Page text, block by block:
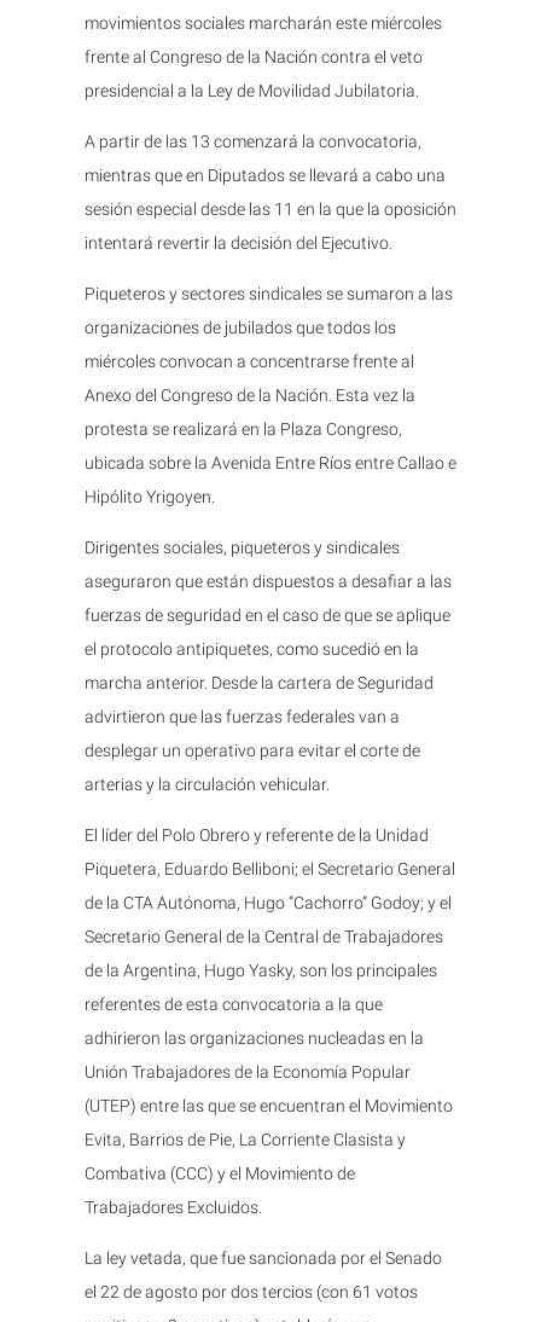
movimientos sociales marcharán este miércoles
frente al Congreso de la Nación contra el veto
presidencial a la Ley de Movilidad Jubilatoria.
A partir de las 13 comenzará la convocatoria,
mientras que en Diputados se llevará a cabo una
sesión especial desde las 11 en la que la oposición
intentará revertir la decisión del Ejecutivo.
Piqueteros y sectores sindicales se sumaron a las
organizaciones de jubilados que todos los
miércoles convocan a concentrarse frente al
Anexo del Congreso de la Nación. Esta vez la
protesta se realizará en la Plaza Congreso,
ubicada sobre la Avenida Entre Ríos entre Callao e
Hipólito Yrigoyen.
Dirigentes sociales, piqueteros y sindicales
aseguraron que están dispuestos a desafiar a las
fuerzas de seguridad en el caso de que se aplique
el protocolo antipiquetes, como sucedió en la
marcha anterior. Desde la cartera de Seguridad
advirtieron que las fuerzas federales van a
desplegar un operativo para evitar el corte de
arterias y la circulación vehicular.
El líder del Polo Obrero y referente de la Unidad
Piquetera, Eduardo Belliboni; el Secretario General
de la CTA Autónoma, Hugo “Cachorro” Godoy; y el
Secretario General de la Central de Trabajadores
de la Argentina, Hugo Yasky, son los principales
referentes de esta convocatoria a la que
adhirieron las organizaciones nucleadas en la
Unión Trabajadores de la Economía Popular
(UTEP) entre las que se encuentran el Movimiento
Evita, Barrios de Pie, La Corriente Clasista y
Combativa (CCC) y el Movimiento de
Trabajadores Excluidos.
La ley vetada, que fue sancionada por el Senado
el 22 de agosto por dos tercios (con 61 votos